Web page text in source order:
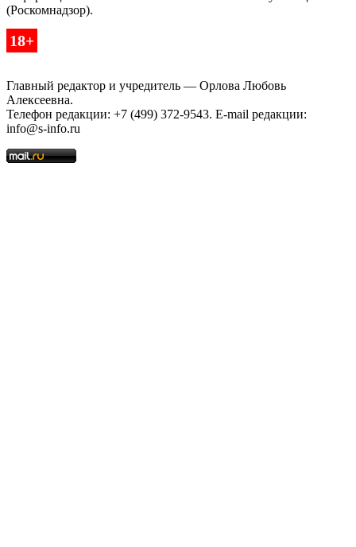
(Роскомнадзор).
18+
Главный редактор и учредитель — Орлова Любовь
Алексеевна.
Телефон редакции: +7 (499) 372-9543. E-mail редакции:
info@s-info.ru